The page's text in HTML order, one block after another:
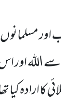
مسلمانوں
اللہ اور
ارادہ کیا